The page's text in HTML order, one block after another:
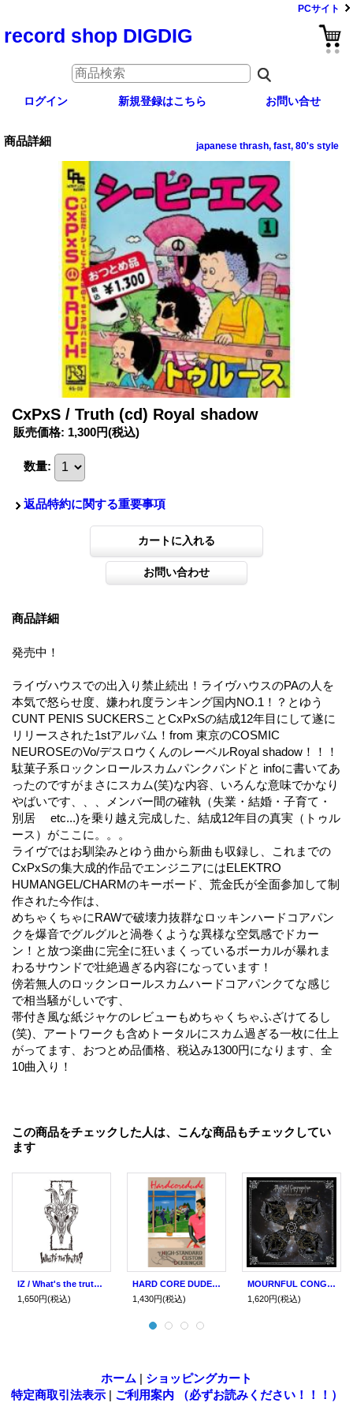
PCサイト
record shop DIGDIG
ログイン 新規登録はこちら お問い合せ
商品詳細 japanese thrash, fast, 80's style
CxPxS / Truth (cd) Royal shadow
販売価格: 1,300円(税込)
数量:
返品特約に関する重要事項
商品詳細
発売中！
ライヴハウスでの出入り禁止続出！ライヴハウスのPAの人を
本気で怒らせ度、嫌われ度ランキング国内NO.1！？とゆう
CUNT PENIS SUCKERSことCxPxSの結成12年目にして遂に
リリースされた1stアルバム！from 東京のCOSMIC
NEUROSEのVo/デスロウくんのレーベルRoyal shadow！！！
駄菓子系ロックンロールスカムパンクバンドと infoに書いてあ
ったのですがまさにスカム(笑)な内容、いろんな意味でかなり
やばいです、、、メンバー間の確執（失業・結婚・子育て・
別居 etc...)を乗り越え完成した、結成12年目の真実（トゥル
ース）がここに。。。
ライヴではお馴染みとゆう曲から新曲も収録し、これまでの
CxPxSの集大成的作品でエンジニアにはELEKTRO
HUMANGEL/CHARMのキーボード、荒金氏が全面参加して制
作された今作は、
めちゃくちゃにRAWで破壊力抜群なロッキンハードコアパン
クを爆音でグルグルと渦巻くような異様な空気感でドカー
ン！と放つ楽曲に完全に狂いまくっているボーカルが暴れま
わるサウンドで壮絶過ぎる内容になっています！
傍若無人のロックンロールスカムハードコアパンクてな感じ
で相当騒がしいです、
帯付き風な紙ジャケのレビューもめちゃくちゃふざけてるし
(笑)、アートワークも含めトータルにスカム過ぎる一枚に仕上
がってます、おつとめ品価格、税込み1300円になります、全
10曲入り！
この商品をチェックした人は、こんな商品もチェックしてい
ます
IZ / What's the truth? (cd) Self
1,650円(税込)
HARD CORE DUDE / Highstandard Custom Derringer (tape) Royal shadow
1,430円(税込)
MOURNFUL CONGREGATION / The incubus of karma (cd) Weird truth
1,620円(税込)
ホーム | ショッピングカート
特定商取引法表示 | ご利用案内 （必ずお読みください！！！）